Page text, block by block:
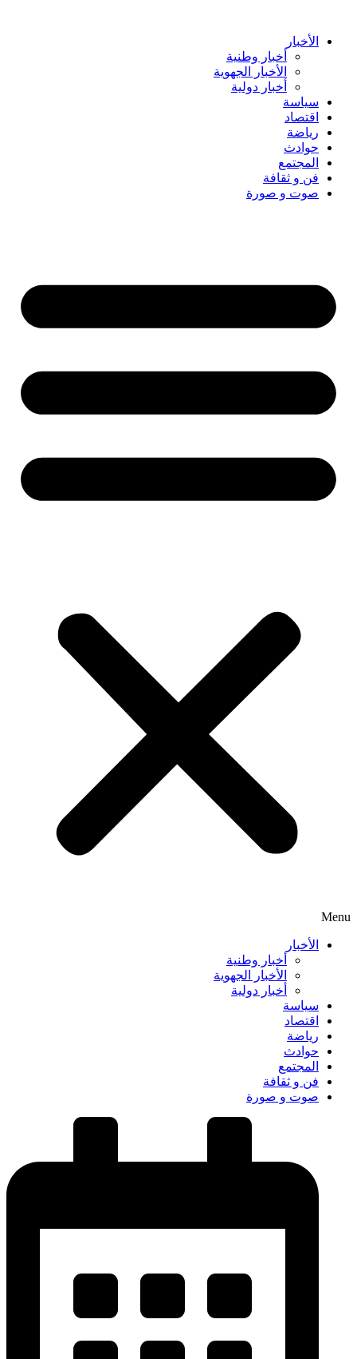
content الأخبار
أخبار وطنية
الأخبار الجهوية
أخبار دولية
سياسة
اقتصاد
رياضة
حوادث
المجتمع
فن و ثقافة
صوت و صورة
Menu
الأخبار
أخبار وطنية
الأخبار الجهوية
أخبار دولية
سياسة
اقتصاد
رياضة
حوادث
المجتمع
فن و ثقافة
صوت و صورة